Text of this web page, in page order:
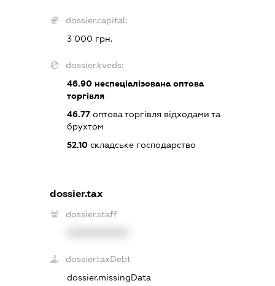
dossier.capital:
3 000 грн.
dossier.kveds:
46.90неспеціалізована оптова
торгівля
46.77оптова торгівля відходами та
брухтом
52.10складське господарство
dossier.tax
dossier.staff
dossier.taxDebt
dossier.missingData